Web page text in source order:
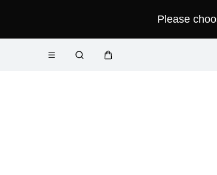
Please
فتح